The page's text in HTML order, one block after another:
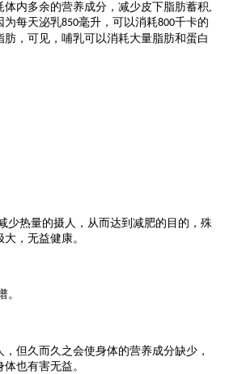
内多余的营养成分，减少皮下脂肪蓄积,
为每天泌乳850毫升，可以消耗800千卡的
肪，可见，哺乳可以消耗大量脂肪和蛋白
少热量的摄人，从而达到减肥的目的，殊
，无益健康。
。
但久而久之会使身体的营养成分缺少，
也有害无益。